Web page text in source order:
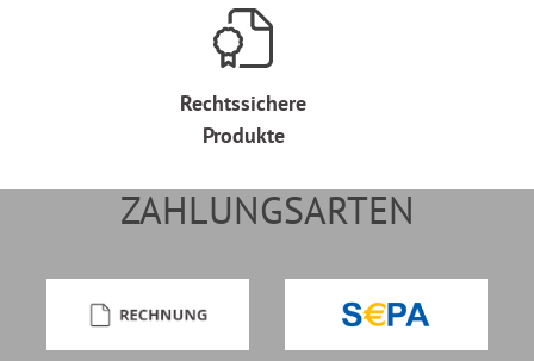
Rechtssichere
Produkte
ZAHLUNGSARTEN